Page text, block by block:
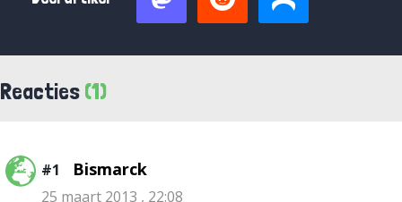
Reacties (1)
#1 Bismarck
25 maart 2013 , 22:08